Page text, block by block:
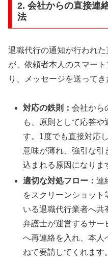
2. 会社からの直接連
法
退職代行の通知が行われ
が、依頼者本人のスマー
り、メッセージを送って
対応の鉄則：会社から
も、原則として応答や
す。1度でも直接対応
意味が薄れ、強引な引
込まれる原因になりま
適切な対処フロー：連
をスクリーンショット
いる退職代行業者へ共
弁護士が運営するサー
へ再連絡を入れ、本人
ねて要請してくれます。